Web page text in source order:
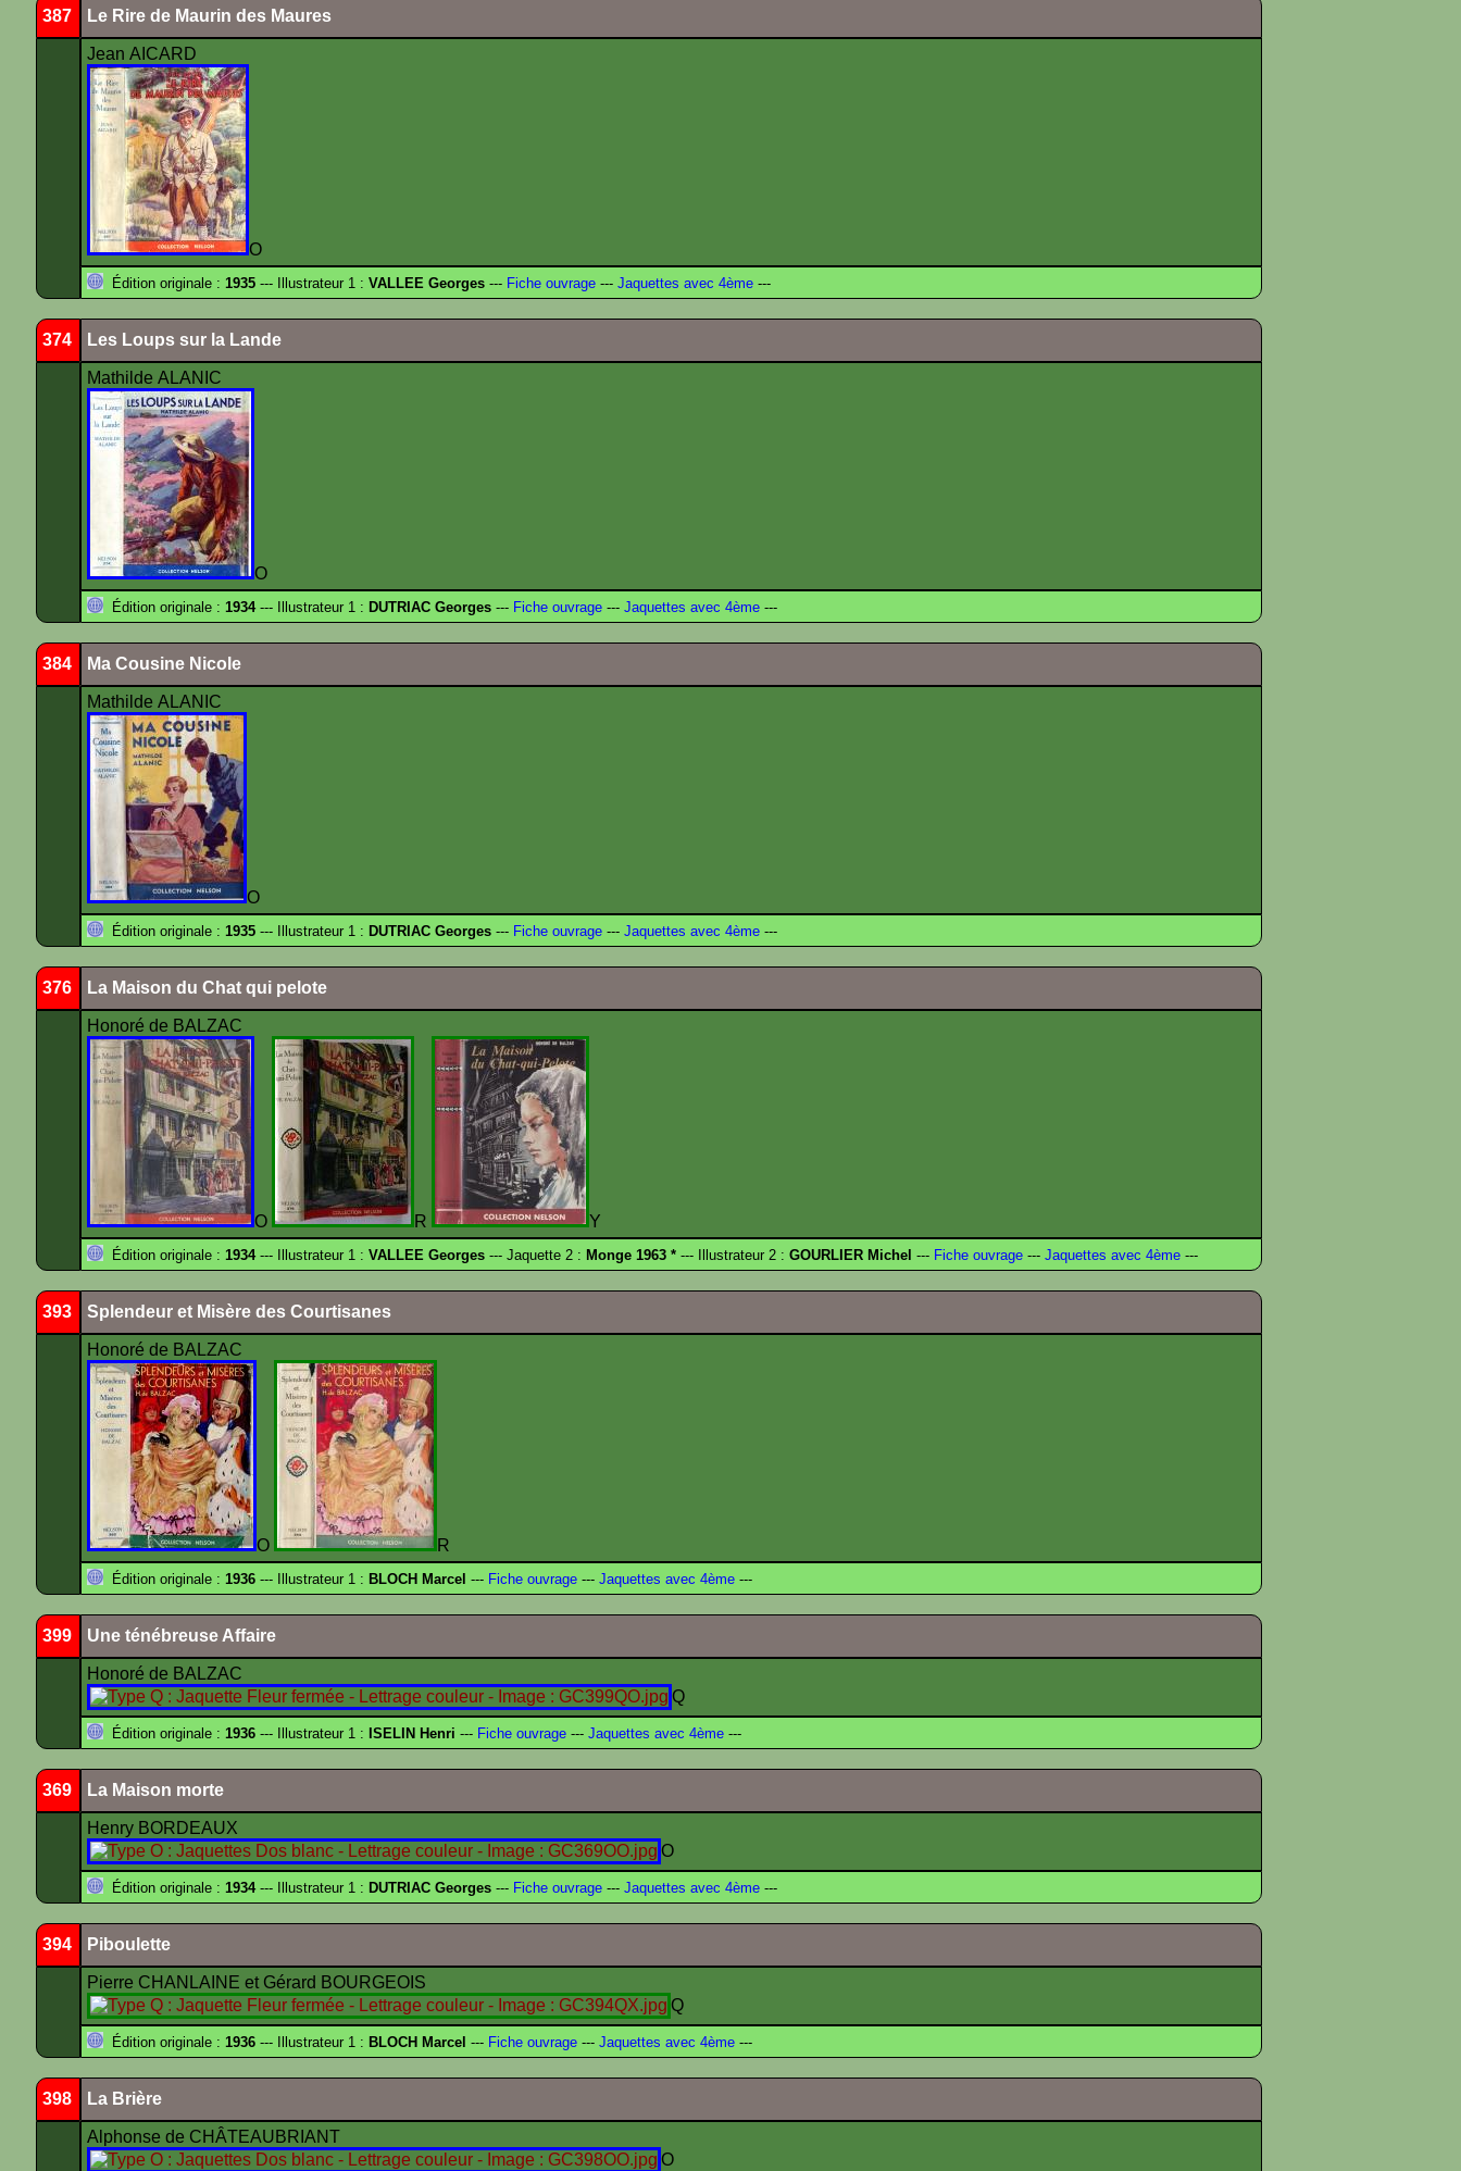
387 Le Rire de Maurin des Maures
Jean AICARD
O
Édition originale : 1935 --- Illustrateur 1 : VALLEE Georges --- Fiche ouvrage --- Jaquettes avec 4ème ---
374 Les Loups sur la Lande
Mathilde ALANIC
O
Édition originale : 1934--- Illustrateur 1 : DUTRIAC Georges --- Fiche ouvrage --- Jaquettes avec 4ème ---
384 Ma Cousine Nicole
Mathilde ALANIC
O
Édition originale : 1935 --- Illustrateur 1 : DUTRIAC Georges --- Fiche ouvrage --- Jaquettes avec 4ème ---
376 La Maison du Chat qui pelote
Honoré de BALZAC
O R Y
Édition originale : 1934--- Illustrateur 1 : VALLEE Georges --- Jaquette 2 : Monge 1963 * --- Illustrateur 2 : GOURLIER Michel --- Fiche ouvrage --- Jaquettes avec 4ème ---
393 Splendeur et Misère des Courtisanes
Honoré de BALZAC
O R
Édition originale : 1936 --- Illustrateur 1 : BLOCH Marcel --- Fiche ouvrage --- Jaquettes avec 4ème ---
399 Une ténébreuse Affaire
Honoré de BALZAC
Q
Édition originale : 1936 --- Illustrateur 1 : ISELIN Henri --- Fiche ouvrage --- Jaquettes avec 4ème ---
369 La Maison morte
Henry BORDEAUX
O
Édition originale : 1934--- Illustrateur 1 : DUTRIAC Georges --- Fiche ouvrage --- Jaquettes avec 4ème ---
394 Piboulette
Pierre CHANLAINE et Gérard BOURGEOIS
Q
Édition originale : 1936 --- Illustrateur 1 : BLOCH Marcel --- Fiche ouvrage --- Jaquettes avec 4ème ---
398 La Brière
Alphonse de CHÂTEAUBRIANT
O